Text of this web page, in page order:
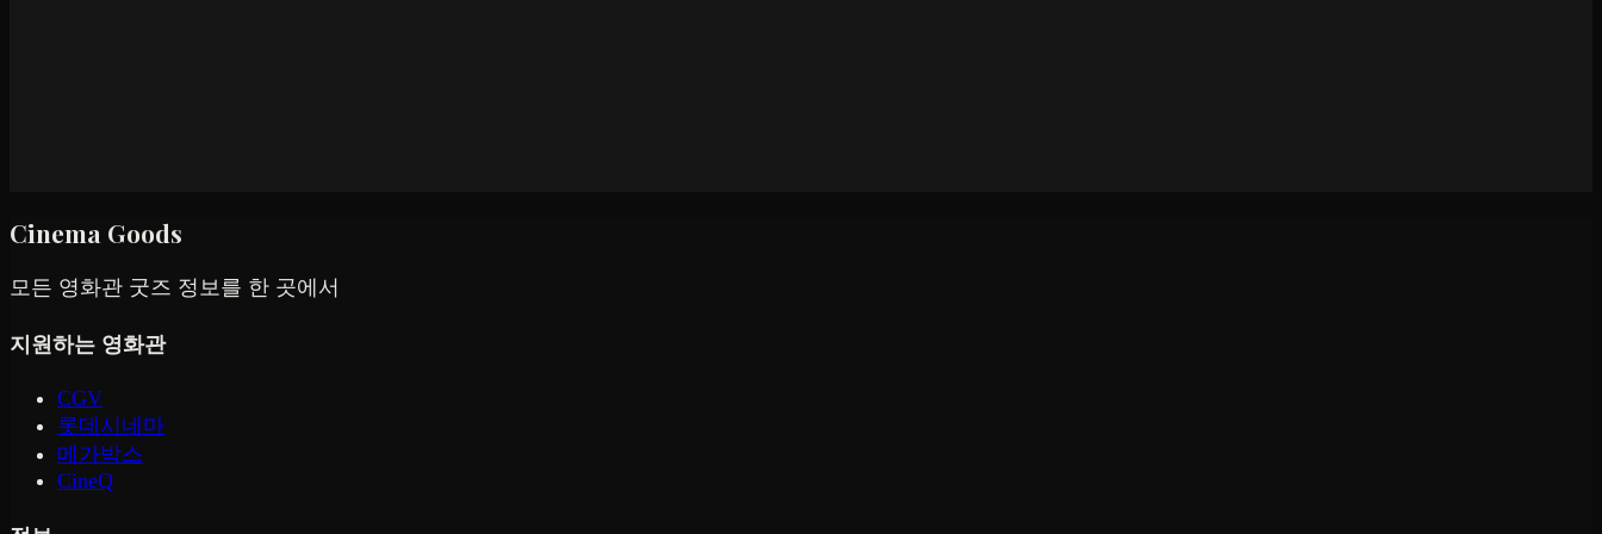
Cinema Goods
모든 영화관 굿즈 정보를 한 곳에서
지원하는 영화관
CGV
롯데시네마
메가박스
CineQ